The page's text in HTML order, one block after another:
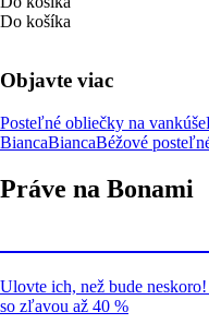
Do košíka
Objavte viac
Posteľné obliečky na vankúše
BiancaBiancaBéžové
Práve na Bonami
Ulovte ich, než bude
so zľavou až 40 %